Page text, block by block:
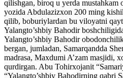
qilishgan, biroq u yerda mustahkam
yozida Abdulazizxon 200 ming
qilib, boburiylardan bu viloyatni
Yalangto’shbiy Bahodir
Yalangto’shbiy Bahodir
bergan, jumladan, Samarqandda
madrasa, Maxdumi A’zam masjidi,
qurdirgan. Abu Tohirxojanit
“Yalangto’shbiy Bahodirning qabri